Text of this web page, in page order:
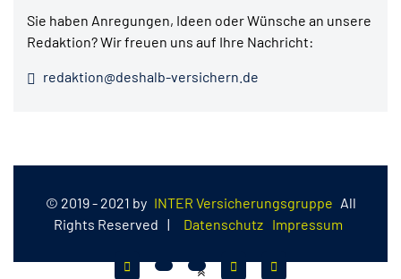
Sie haben Anregungen, Ideen oder Wünsche an unsere
Redaktion? Wir freuen uns auf Ihre Nachricht:
redaktion@deshalb-versichern.de
© 2019 - 2021 by INTER Versicherungsgruppe All
Rights Reserved | Datenschutz Impressum